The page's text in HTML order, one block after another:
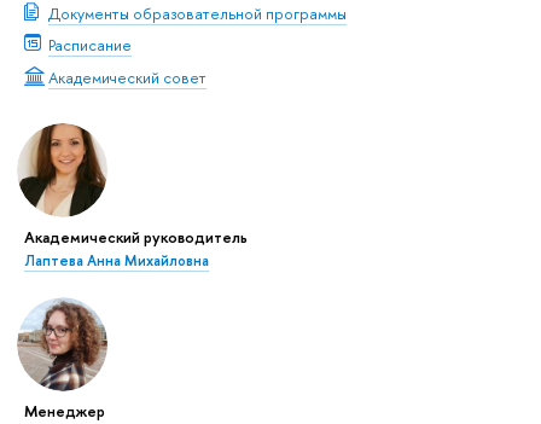
Документы образовательной программы
Расписание
Академический совет
Академический руководитель
Лаптева Анна Михайловна
Менеджер